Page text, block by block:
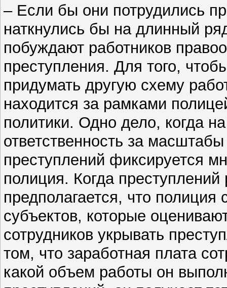
– Если бы они потрудились
наткнулись бы на длинный
побуждают работников
преступления. Для того,
придумать другую схему
находится за рамками
политики. Одно дело, когда
ответственность за
преступлений фиксируется
полиция. Когда преступлений
предполагается, что
субъектов, которые
сотрудников укрывать
том, что заработная плата
какой объем работы он